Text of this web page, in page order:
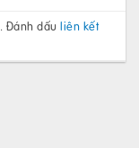
. Đánh dấuliên kết